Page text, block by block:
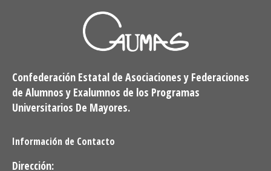
Confederación Estatal de Asociaciones y Federaciones
de Alumnos y Exalumnos de los Programas
Universitarios De Mayores.
Información de Contacto
Dirección: